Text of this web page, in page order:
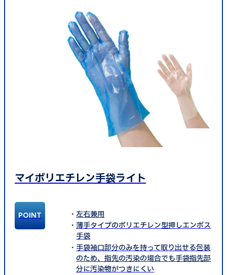
マイポリエチレン手袋ライト
左右兼用
薄手タイプのポリエチレン型押しエンボス
手袋
手袋袖口部分のみを持って取り出せる包装
のため、指先の汚染の場合でも手袋指先部
分に汚染物がつきにくい